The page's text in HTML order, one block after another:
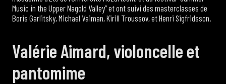
Music in the Upper Nagold Valley” et ont suivi des masterclasses de
Boris Garlitsky, Michael Vaiman, Kirill Troussov, et Henri Sigfridsson.
Valérie Aimard, violoncelle et
pantomime